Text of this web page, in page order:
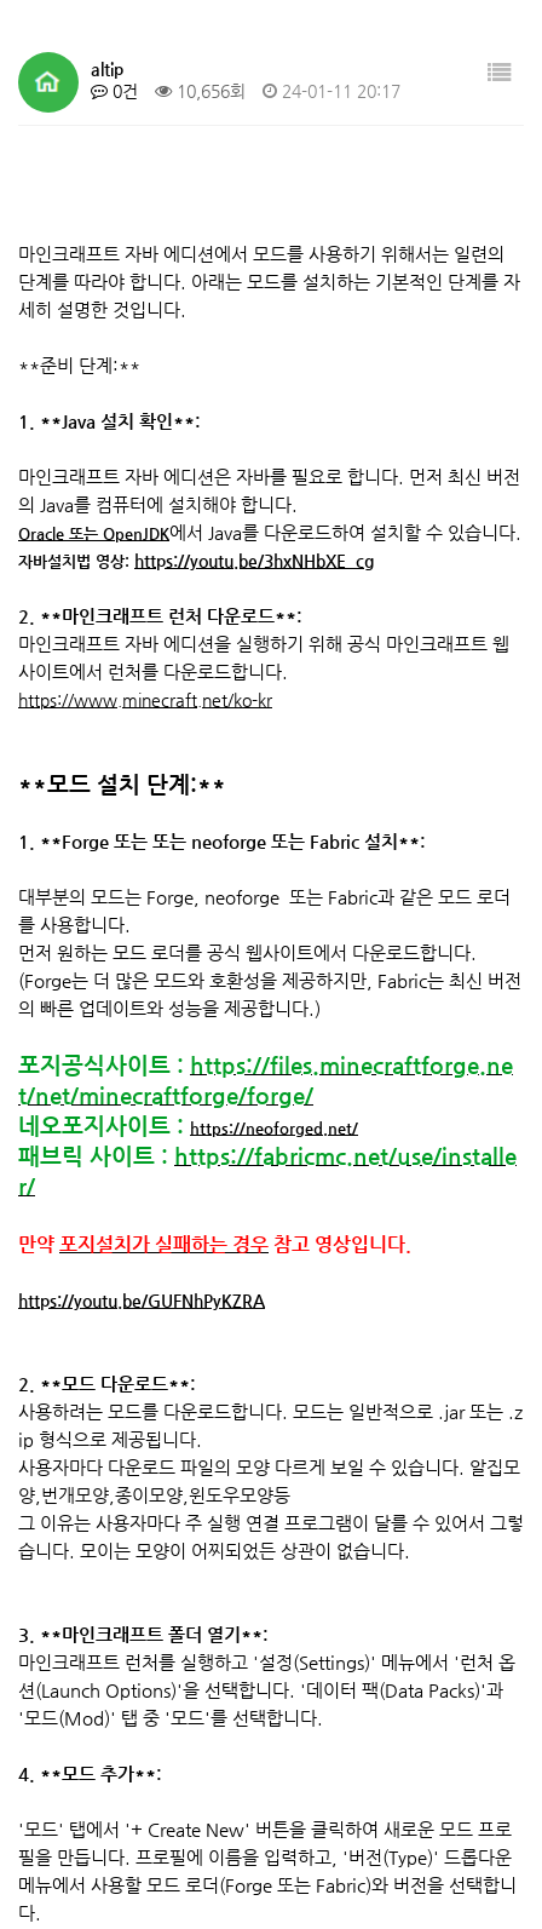
altip
0건
10,656회 24-01-11 20:17
마인크래프트 자바 에디션에서 모드를 사용하기 위해서는 일련의
단계를 따라야 합니다. 아래는 모드를 설치하는 기본적인 단계를 자
세히 설명한 것입니다.
**준비 단계:**
1. **Java 설치 확인**:
마인크래프트 자바 에디션은 자바를 필요로 합니다. 먼저 최신 버전
의 Java를 컴퓨터에 설치해야 합니다.
Oracle 또는 OpenJDK에서 Java를 다운로드하여 설치할 수 있습니다.
자바설치법 영상: https://youtu.be/3hxNHbXE_cg
2. **마인크래프트 런처 다운로드**:
마인크래프트 자바 에디션을 실행하기 위해 공식 마인크래프트 웹
사이트에서 런처를 다운로드합니다.
https://www.minecraft.net/ko-kr
**모드 설치 단계:**
1. **Forge 또는 또는 neoforge 또는 Fabric 설치**:
대부분의 모드는 Forge, neoforge
또는 Fabric과 같은 모드 로더
를 사용합니다.
먼저 원하는 모드 로더를 공식 웹사이트에서 다운로드합니다.
(Forge는 더 많은 모드와 호환성을 제공하지만, Fabric는 최신 버전
의 빠른 업데이트와 성능을 제공합니다.)
포지공식사이트 : https://files.minecraftforge.ne
t/net/minecraftforge/forge/
네오포지사이트 : https://neoforged.net/
패브릭 사이트 : https://fabricmc.net/use/installe
r/
만약 포지설치가 실패하는 경우 참고 영상입니다.
https://youtu.be/GUFNhPyKZRA
2. **모드 다운로드**:
사용하려는 모드를 다운로드합니다. 모드는 일반적으로 .jar 또는 .z
ip 형식으로 제공됩니다.
사용자마다 다운로드 파일의 모양 다르게 보일 수 있습니다. 알집모
양,번개모양,종이모양,윈도우모양등
그 이유는 사용자마다 주 실행 연결 프로그램이 달를 수 있어서 그렇
습니다. 모이는 모양이 어찌되었든 상관이 없습니다.
3. **마인크래프트 폴더 열기**:
마인크래프트 런처를 실행하고 '설정(Settings)' 메뉴에서 '런처 옵
션(Launch Options)'을 선택합니다. '데이터 팩(Data Packs)'과
'모드(Mod)' 탭 중 '모드'를 선택합니다.
4. **모드 추가**:
'모드' 탭에서 '+ Create New' 버튼을 클릭하여 새로운 모드 프로
필을 만듭니다. 프로필에 이름을 입력하고, '버전(Type)' 드롭다운
메뉴에서 사용할 모드 로더(Forge 또는 Fabric)와 버전을 선택합니
다.